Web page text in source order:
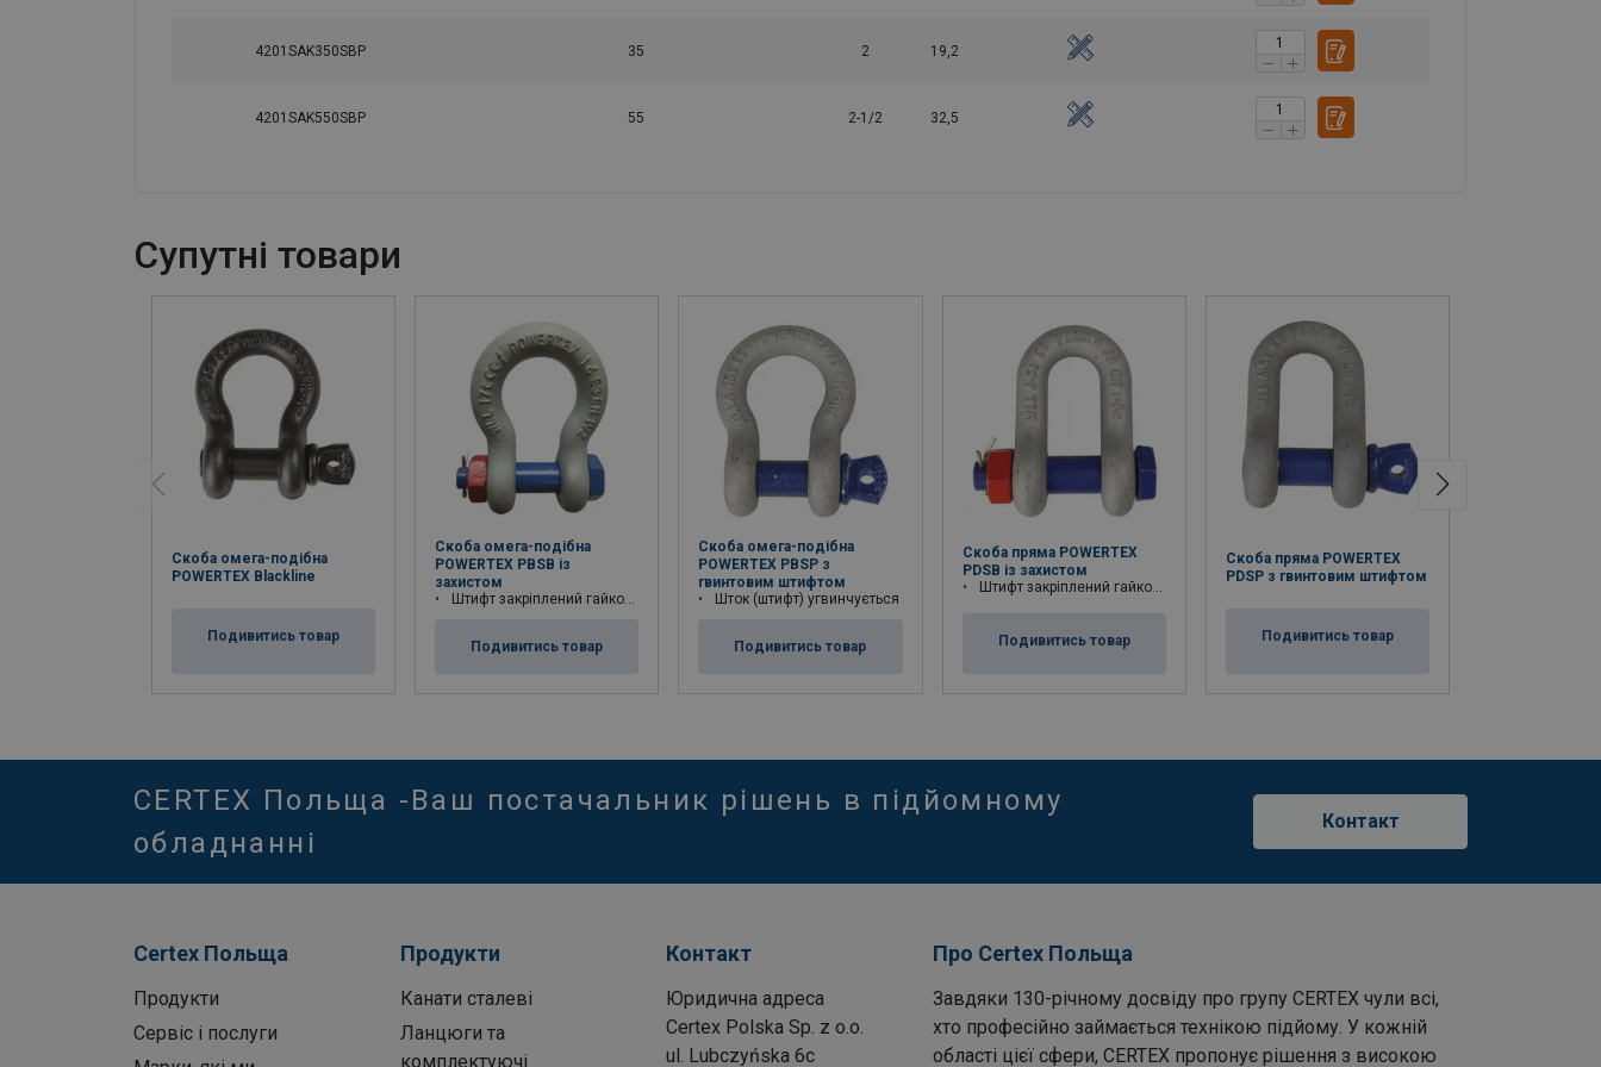
4201SAK350SBP 35 2 19,2
4201SAK550SBP 55 2-1/2 32,5
Cупутні товари
Скоба омега-подібна
POWERTEX Blackline
Подивитись товар
Скоба омега-подібна
POWERTEX PBSB із
захистом
Штифт закріплений гайкою і шплінтом
Подивитись товар
Скоба омега-подібна
POWERTEX PBSP з
гвинтовим штифтом
Шток (штифт) угвинчується
Подивитись товар
Скоба пряма POWERTEX
PDSB із захистом
Штифт закріплений гайкою і шплінтом
Подивитись товар
Скоба пряма POWERTEX
PDSP з гвинтовим штифтом
Подивитись товар
CERTEX Польща -Ваш постачальник рішень в підйомному
обладнанні
Контакт
Certex Польща
Продукти
Сервіс і послуги
Продукти
Канати сталеві
Ланцюги та
комплектуючі
Контакт
Юридична адреса
Certex Polska Sp. z o.o.
ul. Lubczyńska 6c
Про Certex Польща
Завдяки 130-річному досвіду про групу CERTEX чули всі,
хто професійно займається технікою підйому. У кожній
області цієї сфери, CERTEX пропонує рішення з високою